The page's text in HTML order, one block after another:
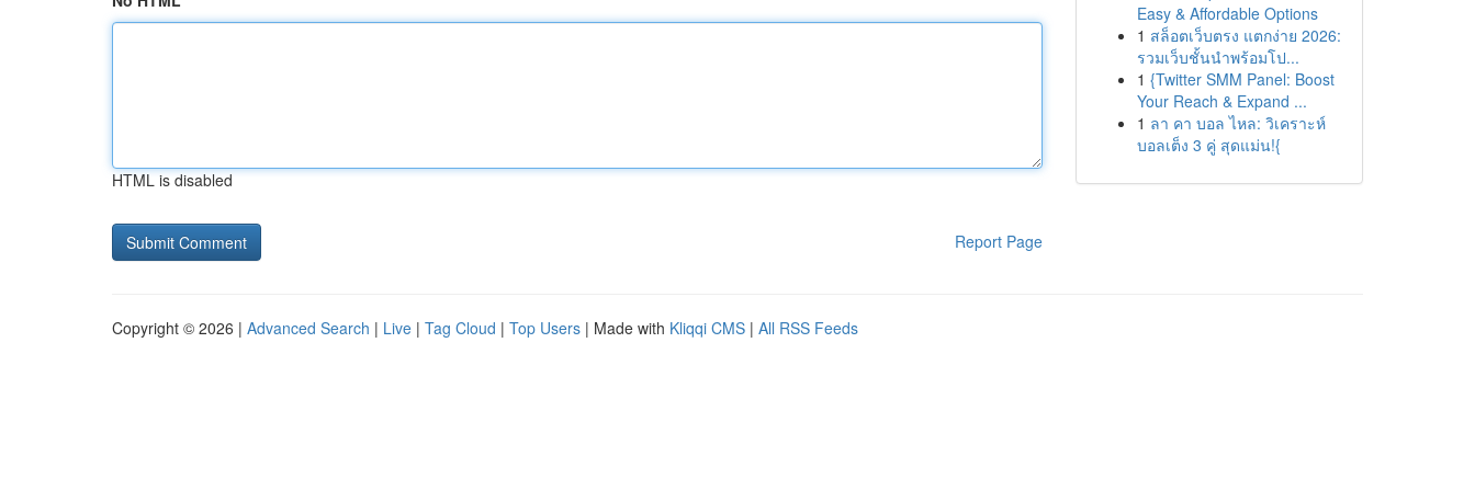
HTML is disabled
Report Page
Easy & Affordable Options
1 สล็อตเว็บตรง แตกง่าย 2026:
รวมเว็บชั้นนำพร้อมโป...
1 {Twitter SMM Panel: Boost
Your Reach & Expand ...
1 ลา คา บอล ไหล: วิเคราะห์
บอลเต็ง 3 คู่ สุดแม่น!{
Copyright © 2026 | Advanced Search | Live | Tag Cloud | Top Users | Made with Kliqqi CMS | All RSS Feeds